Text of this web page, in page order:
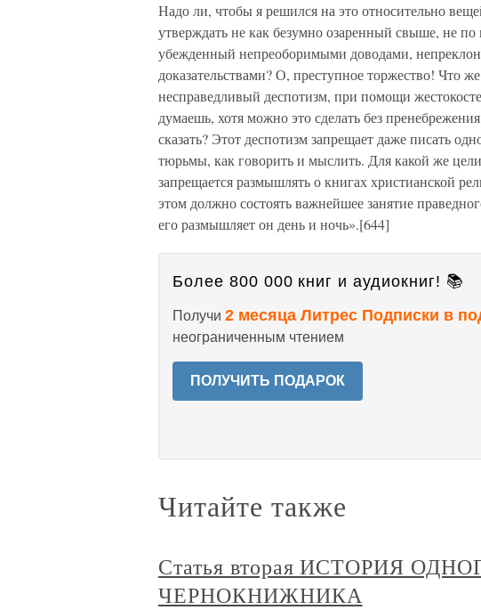
Надо ли, чтобы я решился на это относительно
утверждать не как безумно озаренный свыше, не
убежденный непреоборимыми доводами,
доказательствами? О, преступное торжество! Что
несправедливый деспотизм, при помощи
думаешь, хотя можно это сделать без
сказать? Этот деспотизм запрещает даже писать
тюрьмы, как говорить и мыслить. Для какой же
запрещается размышлять о книгах христианской
этом должно состоять важнейшее занятие
его размышляет он день и ночь».[644]
Более 800 000 книг и аудиокниг! 📚
Получи 2 месяца Литрес Подписки в
неограниченным чтением
ПОЛУЧИТЬ ПОДАРОК
Читайте также
Статья вторая ИСТОРИЯ
ЧЕРНОКНИЖНИКА